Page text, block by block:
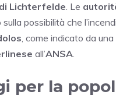
Lichterfelde. Le
possibilità che
, come indicato da
all’ANSA.
per la